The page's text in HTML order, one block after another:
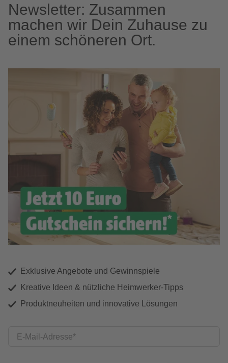
Newsletter: Zusammen
machen wir Dein Zuhause zu
einem schöneren Ort.
Exklusive Angebote und Gewinnspiele
Kreative Ideen & nützliche Heimwerker-Tipps
Produktneuheiten und innovative Lösungen
E-Mail-Adresse